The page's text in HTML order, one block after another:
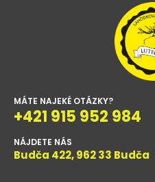
MÁTE NAJEKÉ OTÁZKY?
+421 915 952 984
NÁJDETE NÁS
Budča 422, 962 33 Budča